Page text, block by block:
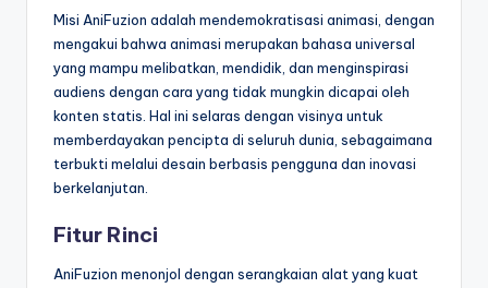
U
d
Misi AniFuzion adalah mendemokratisasi animasi, dengan
mengakui bahwa animasi merupakan bahasa universal
yang mampu melibatkan, mendidik, dan menginspirasi
audiens dengan cara yang tidak mungkin dicapai oleh
konten statis. Hal ini selaras dengan visinya untuk
memberdayakan pencipta di seluruh dunia, sebagaimana
terbukti melalui desain berbasis pengguna dan inovasi
berkelanjutan.
Fitur Rinci
AniFuzion menonjol dengan serangkaian alat yang kuat